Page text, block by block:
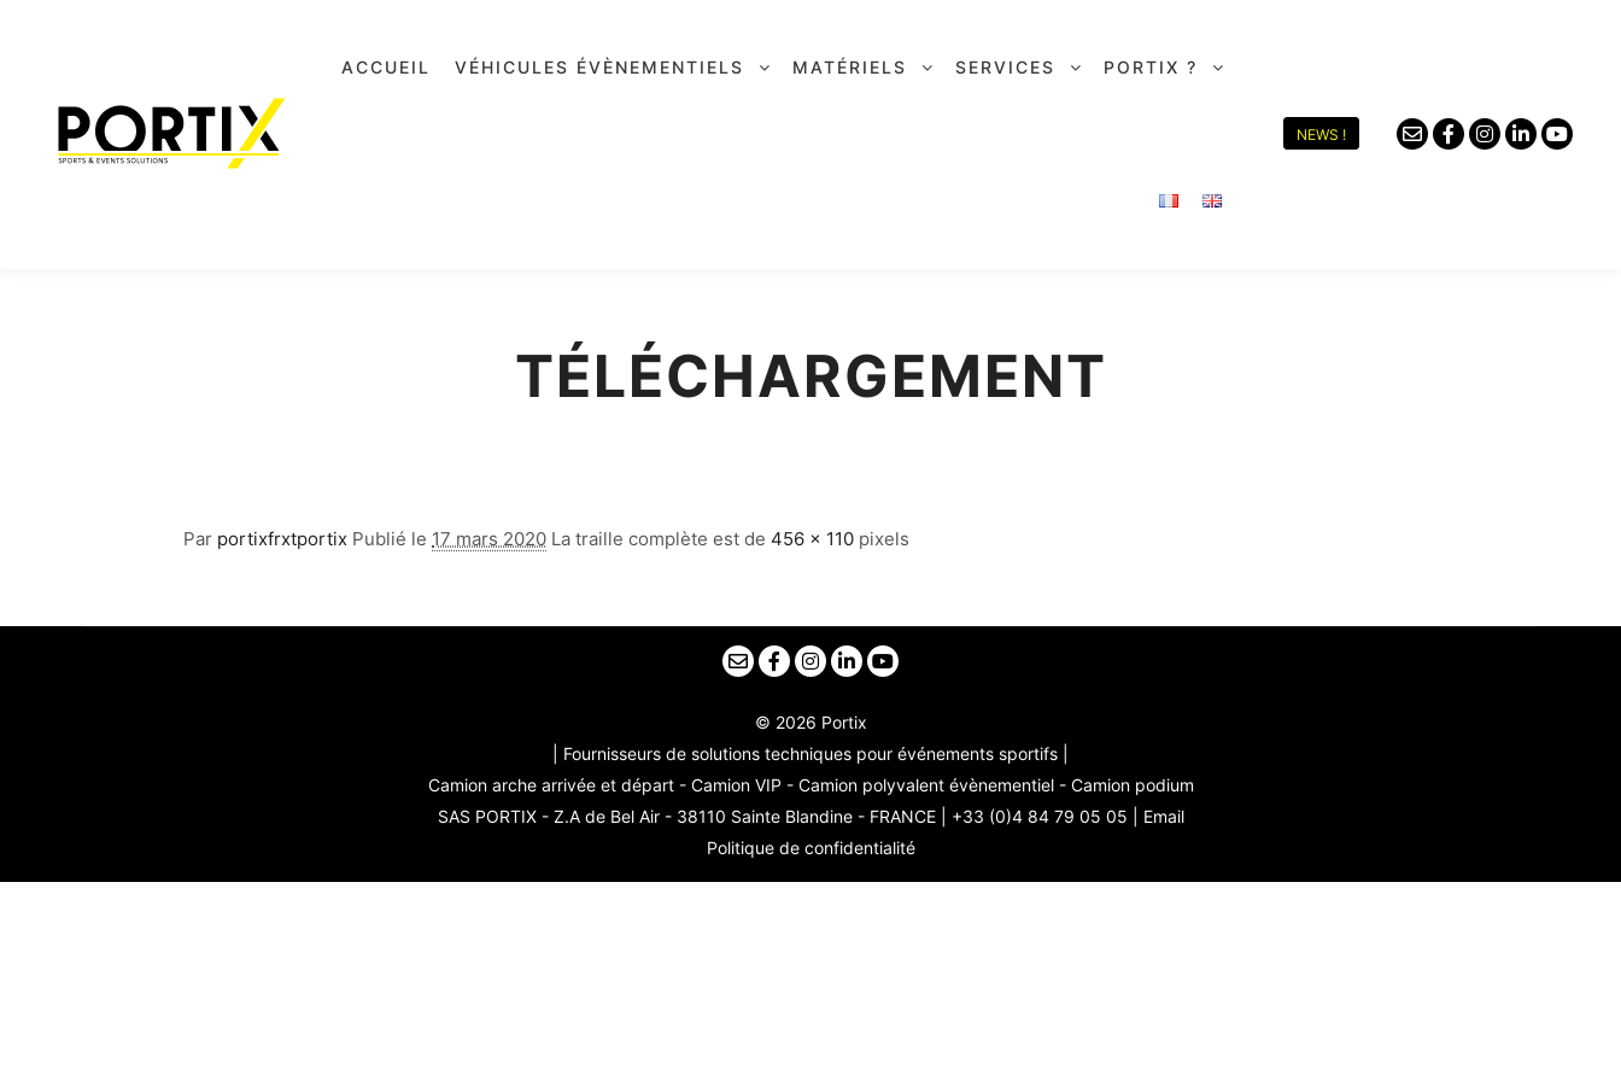
ACCUEIL VÉHICULES ÉVÈNEMENTIELS MATÉRIELS SERVICES PORTIX ?
NEWS !
TÉLÉCHARGEMENT
Par portixfrxtportix Publié le 17 mars 2020 La traille complète est de 456 × 110 pixels
© 2026 Portix
| Fournisseurs de solutions techniques pour événements sportifs |
Camion arche arrivée et départ - Camion VIP - Camion polyvalent évènementiel - Camion podium
SAS PORTIX - Z.A de Bel Air - 38110 Sainte Blandine - FRANCE | +33 (0)4 84 79 05 05 | Email
Politique de confidentialité